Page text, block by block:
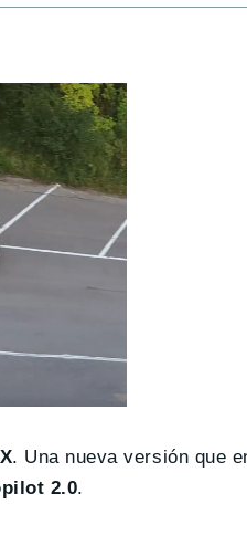
. Una nueva versión que
2.0.